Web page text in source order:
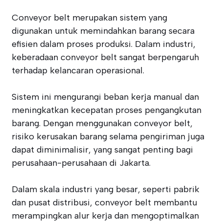
Conveyor belt merupakan sistem yang
digunakan untuk memindahkan barang secara
efisien dalam proses produksi. Dalam industri,
keberadaan conveyor belt sangat berpengaruh
terhadap kelancaran operasional.
Sistem ini mengurangi beban kerja manual dan
meningkatkan kecepatan proses pengangkutan
barang. Dengan menggunakan conveyor belt,
risiko kerusakan barang selama pengiriman juga
dapat diminimalisir, yang sangat penting bagi
perusahaan-perusahaan di Jakarta.
Dalam skala industri yang besar, seperti pabrik
dan pusat distribusi, conveyor belt membantu
merampingkan alur kerja dan mengoptimalkan